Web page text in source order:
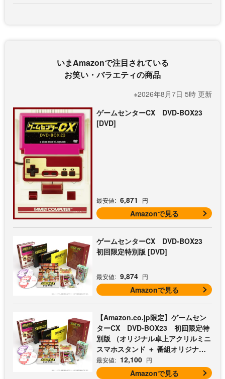
いまAmazonで注目されている
お笑い・バラエティの商品
※2026年8月7日 5時 更新
ゲームセンターCX DVD-BOX23
[DVD]
最安値: 6,871 円
Amazonで見る
ゲームセンターCX DVD-BOX23
初回限定特別版 [DVD]
最安値: 9,874 円
Amazonで見る
【Amazon.co.jp限定】ゲームセン
ターCX DVD-BOX23 初回限定特
別版 （オリジナル卓上アクリルミニ
スマホスタンド ＋ 番組オリジナル
マイクロファイバークロス（オレン
ジ） 付） [DVD]
最安値: 12,100 円
Amazonで見る